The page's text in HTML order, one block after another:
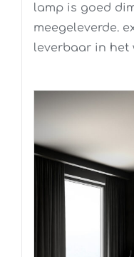
lamp is goed
meegeleverde.
leverbaar in het